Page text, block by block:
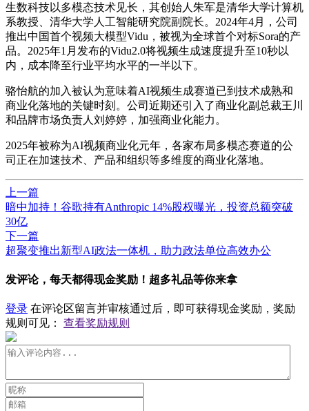
生数科技以多模态技术见长，其创始人朱军是清华大学计算机
系教授、清华大学人工智能研究院副院长。2024年4月，公司
推出中国首个视频大模型Vidu，被视为全球首个对标Sora的产
品。2025年1月发布的Vidu2.0将视频生成速度提升至10秒以
内，成本降至行业平均水平的一半以下。
骆怡航的加入被认为意味着AI视频生成赛道已到技术成熟和
商业化落地的关键时刻。公司近期还引入了商业化副总裁王川
和品牌市场负责人刘婷婷，加强商业化能力。
2025年被称为AI视频商业化元年，各家布局多模态赛道的公
司正在加速技术、产品和组织等多维度的商业化落地。
上一篇
暗中加持！谷歌持有Anthropic 14%股权曝光，投资总额突破
30亿
下一篇
超聚变推出新型AI政法一体机，助力政法单位高效办公
发评论，每天都得现金奖励！超多礼品等你来拿
登录 在评论区留言并审核通过后，即可获得现金奖励，奖励
规则可见： 查看奖励规则